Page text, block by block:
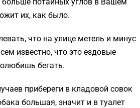
их, как было.
что на улице метель и минус
известно, что это ездовые
бегать.
прибереги в кладовой совок
большая, значит и в туалет